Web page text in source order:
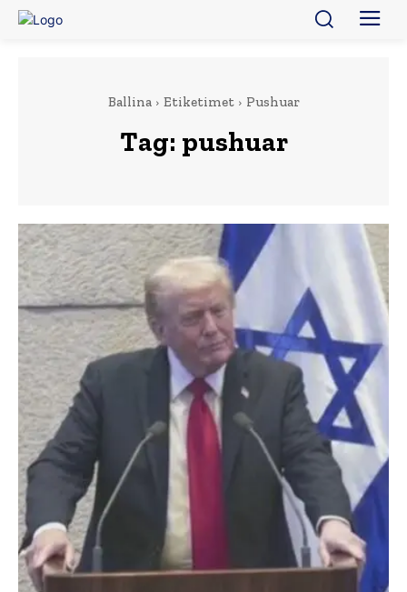
Ballina Etiketimet Pushuar
Tag: pushuar